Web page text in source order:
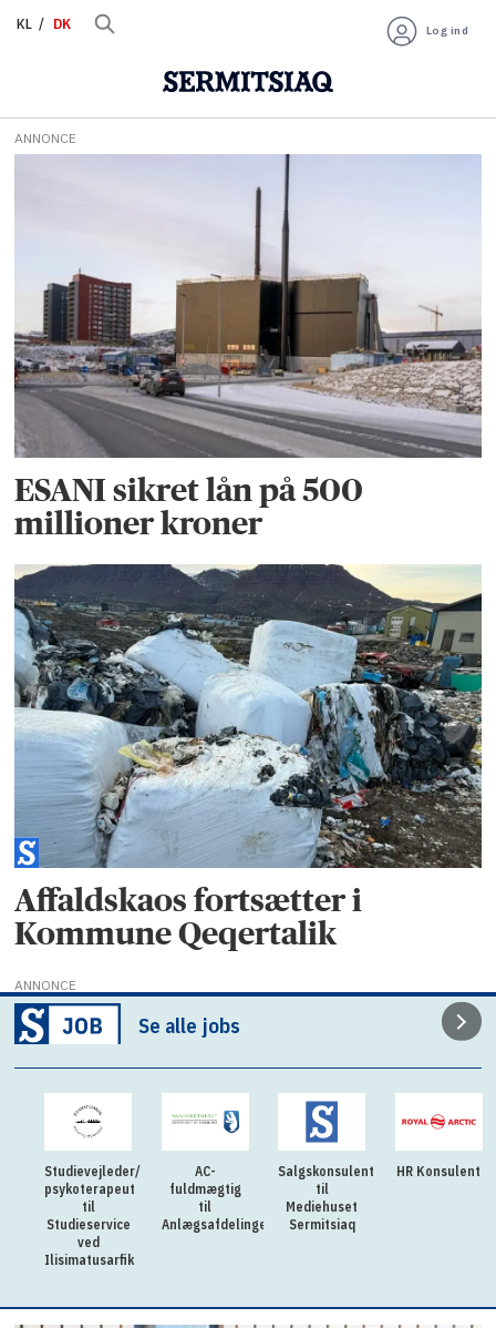
KL DK Log ind
Tag:
ANNONCE
ESANI sikret lån på 500
millioner kroner
Affaldskaos fortsætter i
Kommune Qeqertalik
ANNONCE
Se alle jobs
Studievejleder/
psykoterapeut
til
Studieservice
ved
Ilisimatusarfik
AC-
fuldmægtig
til
Anlægsafdelingen
Salgskonsulent
til
Mediehuset
Sermitsiaq
HR Konsulent